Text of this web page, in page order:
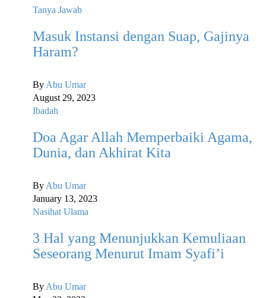
Tanya Jawab
Masuk Instansi dengan Suap, Gajinya
Haram?
By Abu Umar
August 29, 2023
Ibadah
Doa Agar Allah Memperbaiki Agama,
Dunia, dan Akhirat Kita
By Abu Umar
January 13, 2023
Nasihat Ulama
3 Hal yang Menunjukkan Kemuliaan
Seseorang Menurut Imam Syafi’i
By Abu Umar